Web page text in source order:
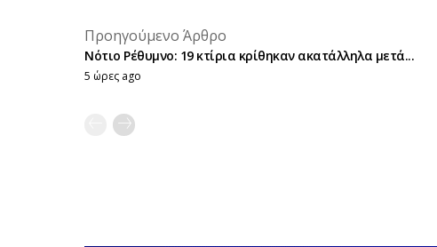
Προηγούμενο Άρθρο
Νότιο Ρέθυμνο: 19 κτίρια κρίθηκαν ακατάλληλα μετά...
5 ώρες ago